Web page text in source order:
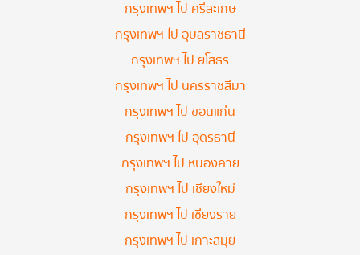
กรุงเทพฯ ไป ศรีสะเกษ
กรุงเทพฯ ไป อุบลราชธานี
กรุงเทพฯ ไป ยโสธร
กรุงเทพฯ ไป นครราชสีมา
กรุงเทพฯ ไป ขอนแก่น
กรุงเทพฯ ไป อุดรธานี
กรุงเทพฯ ไป หนองคาย
กรุงเทพฯ ไป เชียงใหม่
กรุงเทพฯ ไป เชียงราย
กรุงเทพฯ ไป เกาะสมุย